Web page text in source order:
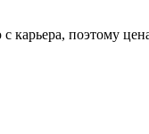
поэтому